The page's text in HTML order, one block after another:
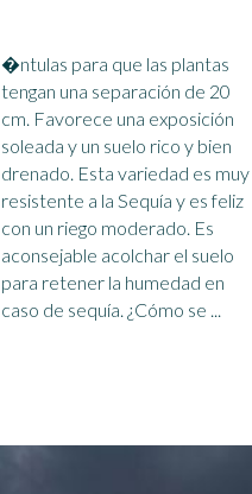
�ntulas para que las plantas
tengan una separación de 20
cm. Favorece una exposición
soleada y un suelo rico y bien
drenado. Esta variedad es muy
resistente a la Sequía y es feliz
con un riego moderado. Es
aconsejable acolchar el suelo
para retener la humedad en
caso de sequía . ¿Cómo se ...